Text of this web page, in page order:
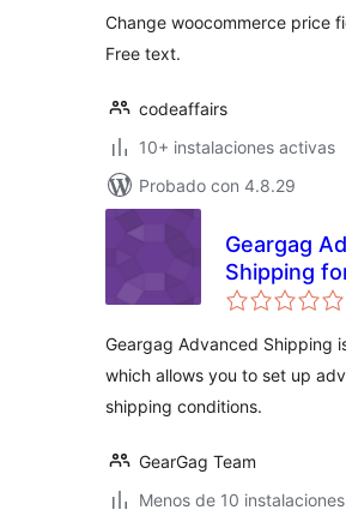
Change woocommerce price
Free text.
codeaffairs
10+ instalaciones activas
Probado con 4.8.29
Geargag
Shipping
Geargag Advanced Shipping
which allows you to set up
shipping conditions.
GearGag Team
Menos de 10